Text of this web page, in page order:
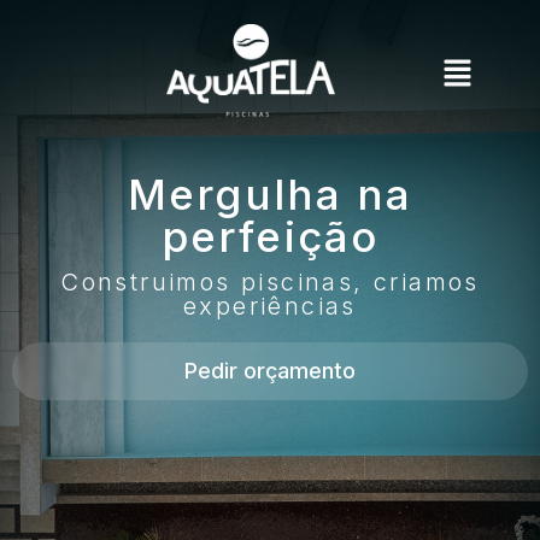
Mergulha na
perfeição
Construimos piscinas, criamos
experiências
Pedir orçamento